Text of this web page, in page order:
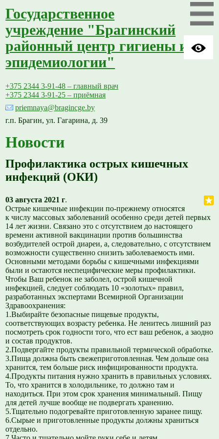
Государственное
учреждение "Брагинский
районный центр гигиены и
эпидемиологии"
+375 2344 3-91-48 – главный врач
+375 2344 3-91-25 – приёмная
priemnaya@bragincge.by
г.п. Брагин, ул. Гагарина, д. 39
Новости
Профилактика острых кишечных
инфекций (ОКИ)
03 августа 2021 г.
Острые кишечные инфекции по-прежнему относятся
к числу массовых заболеваний особенно среди детей первых
14 лет жизни. Связано это с отсутствием до настоящего
времени активной вакцинации против большинства
возбудителей острой диареи, а, следовательно, с отсутствием
возможности существенно снизить заболеваемость ими.
Основными методами борьбы с кишечными инфекциями
были и остаются неспецифические меры профилактики.
Чтобы Ваш ребенок не заболел, острой кишечной
инфекцией, следует соблюдать 10 «золотых» правил,
разработанных экспертами Всемирной Организации
Здравоохранения:
1.Выбирайте безопасные пищевые продукты,
соответствующих возрасту ребенка. Не ленитесь лишний раз
посмотреть срок годности того, что ест ваш ребенок, а заодно
и состав продуктов.
2.Подвергайте продукты правильной термической обработке.
3.Пища должна быть свежеприготовленная. Чем дольше она
хранится, тем больше риск инфицированности продукта.
4.Продукты питания нужно хранить в правильных условиях.
То, что хранится в холодильнике, то должно там и
находиться. При этом срок хранения минимальный. Пищу
для детей лучше вообще не подвергать хранению.
5.Тщательно подогревайте приготовленную заранее пищу.
6.Сырые и приготовленные продукты должны храниться
отдельно.